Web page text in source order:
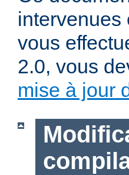
intervenues
vous
2.0, vous
mise à jour